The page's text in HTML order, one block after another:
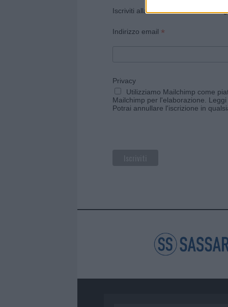
Iscriviti alla newsletter di Gallura
Indirizzo email *
Privacy
Utilizziamo Mailchimp come
Mailchimp per l'elaborazione.
Potrai annullare l'iscrizione in